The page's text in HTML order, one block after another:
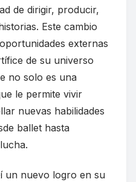
de dirigir, producir,
Este cambio
externas
de su universo
no solo es una
le permite vivir
nuevas habilidades
ballet hasta
un nuevo logro en su